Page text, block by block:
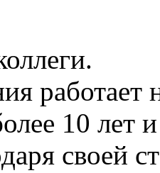
работает
10 лет
своей